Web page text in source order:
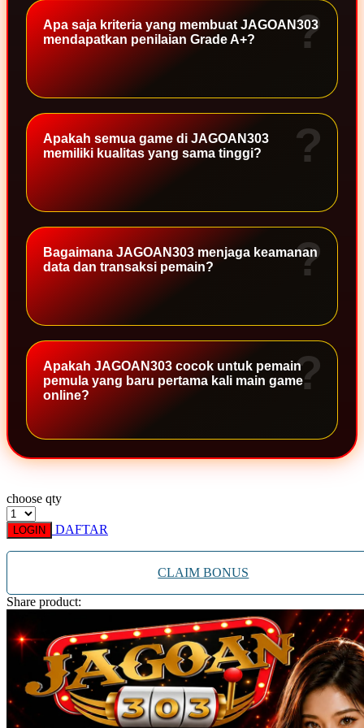
TY Toys
Veja
Vtech
W
X
Xootz
Yamatoya
Z
Zoggs
4Moms
Apa saja kriteria yang membuat JAGOAN303
mendapatkan penilaian Grade A+?
Apakah semua game di JAGOAN303
memiliki kualitas yang sama tinggi?
Bagaimana JAGOAN303 menjaga keamanan
data dan transaksi pemain?
Apakah JAGOAN303 cocok untuk pemain
pemula yang baru pertama kali main game
online?
choose qty
LOGIN DAFTAR
CLAIM BONUS
Share product: